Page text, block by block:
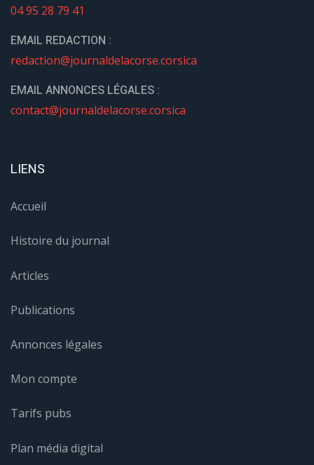
04 95 28 79 41
EMAIL REDACTION :
redaction@journaldelacorse.corsica
EMAIL ANNONCES LÉGALES :
contact@journaldelacorse.corsica
LIENS
Accueil
Histoire du journal
Articles
Publications
Annonces légales
Mon compte
Tarifs pubs
Plan média digital